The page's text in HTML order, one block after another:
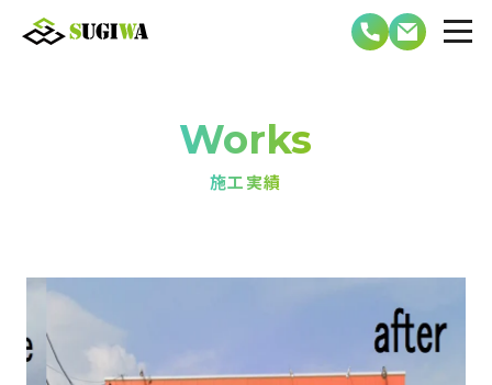
Works
施工実績